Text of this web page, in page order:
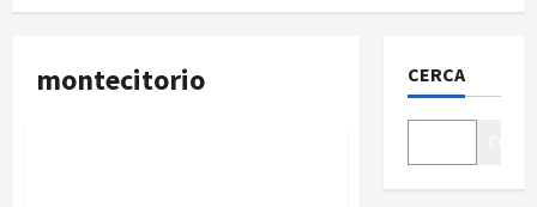
montecitorio CERCA